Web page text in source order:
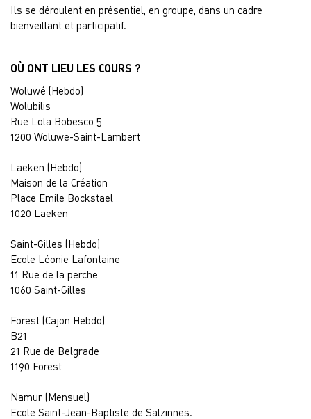
Ils se déroulent en présentiel, en groupe, dans un cadre
bienveillant et participatif.
OÙ ONT LIEU LES COURS ?
Woluwé (Hebdo)
Wolubilis
Rue Lola Bobesco 5
1200 Woluwe-Saint-Lambert
Laeken (Hebdo)
Maison de la Création
Place Emile Bockstael
1020 Laeken
Saint-Gilles (Hebdo)
Ecole Léonie Lafontaine
11 Rue de la perche
1060 Saint-Gilles
Forest (Cajon Hebdo)
B21
21 Rue de Belgrade
1190 Forest
Namur (Mensuel)
Ecole Saint-Jean-Baptiste de Salzinnes.